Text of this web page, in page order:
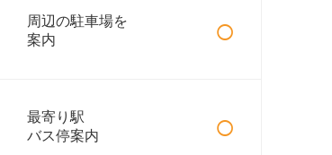
周辺の駐車場を
案内
○
最寄り駅
バス停案内
○